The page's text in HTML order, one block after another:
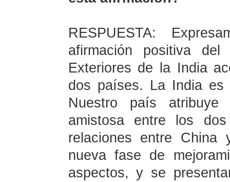
RESPUESTA:
afirmación positiva
Exteriores de
la India
dos países. La Indiaes
Nuestro país atribuye
amistosa entre los
relaciones entre
nueva fase de
aspectos, y se